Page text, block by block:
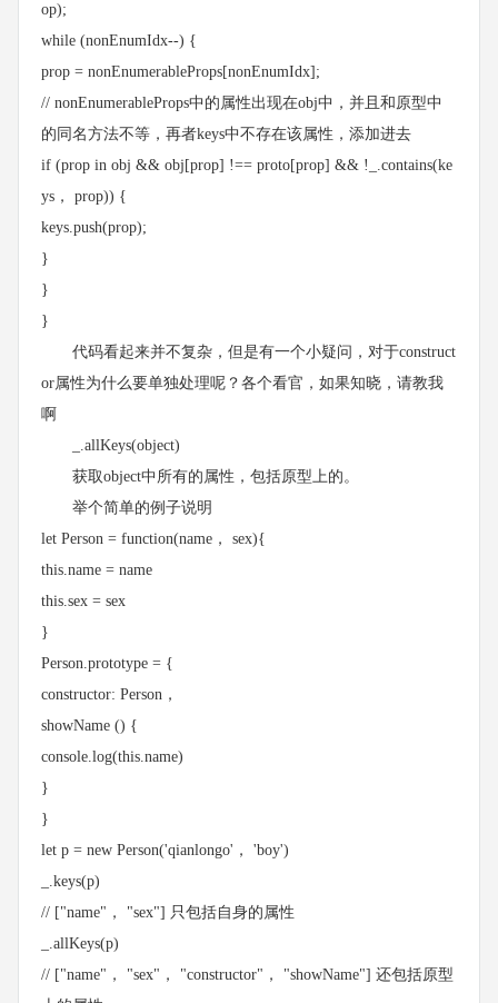
op);
while (nonEnumIdx--) {
prop = nonEnumerableProps[nonEnumIdx];
// nonEnumerableProps中的属性出现在obj中，并且和原型中
的同名方法不等，再者keys中不存在该属性，添加进去
if (prop in obj && obj[prop] !== proto[prop] && !_.contains(ke
ys， prop)) {
keys.push(prop);
}
}
}
代码看起来并不复杂，但是有一个小疑问，对于construct
or属性为什么要单独处理呢？各个看官，如果知晓，请教我
啊
_.allKeys(object)
获取object中所有的属性，包括原型上的。
举个简单的例子说明
let Person = function(name， sex){
this.name = name
this.sex = sex
}
Person.prototype = {
constructor: Person，
showName () {
console.log(this.name)
}
}
let p = new Person('qianlongo'， 'boy')
_.keys(p)
// ["name"， "sex"] 只包括自身的属性
_.allKeys(p)
// ["name"， "sex"， "constructor"， "showName"] 还包括原型